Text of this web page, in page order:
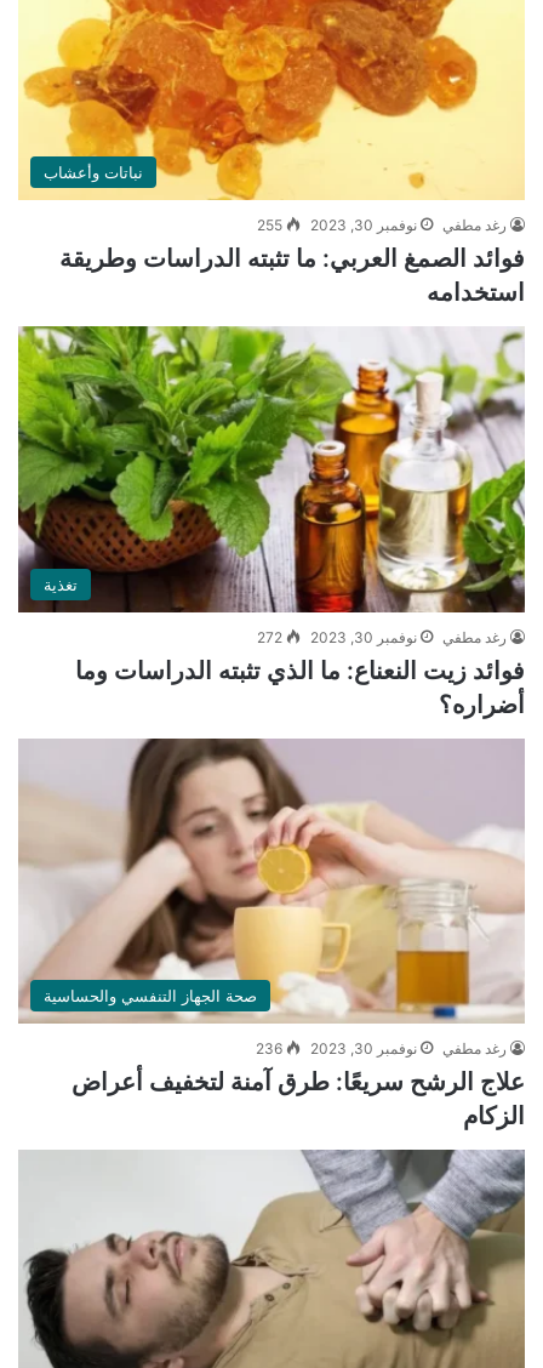
نباتات وأعشاب
رغد مطفي نوفمبر 30, 2023 255
فوائد الصمغ العربي: ما تثبته الدراسات وطريقة
استخدامه
تغذية
رغد مطفي نوفمبر 30, 2023 272
فوائد زيت النعناع: ما الذي تثبته الدراسات وما
أضراره؟
صحة الجهاز التنفسي والحساسية
رغد مطفي نوفمبر 30, 2023 236
علاج الرشح سريعًا: طرق آمنة لتخفيف أعراض
الزكام